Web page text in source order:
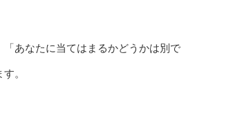
あなたに当てはまるかどうかは別で
。